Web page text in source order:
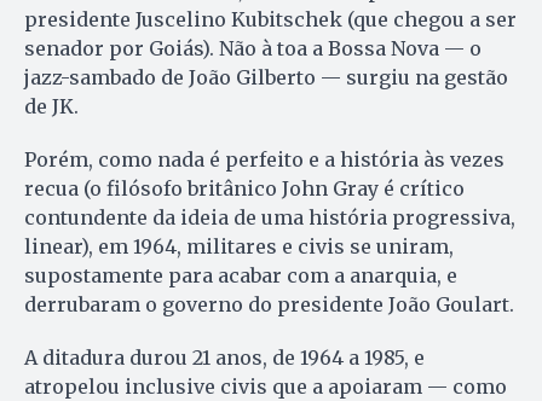
presidente Juscelino Kubitschek (que chegou a ser
senador por Goiás). Não à toa a Bossa Nova — o
jazz-sambado de João Gilberto — surgiu na gestão
de JK.
Porém, como nada é perfeito e a his­tória às vezes
recua (o filósofo bri­tânico John Gray é crítico
contundente da ideia de uma história progressiva,
linear), em 1964, militares e civis se uniram,
supostamente pa­ra acabar com a anarquia, e
derrubaram o governo do presidente João Goulart.
A ditadura durou 21 anos, de 1964 a 1985, e
atropelou inclusive civis que a apoiaram — como